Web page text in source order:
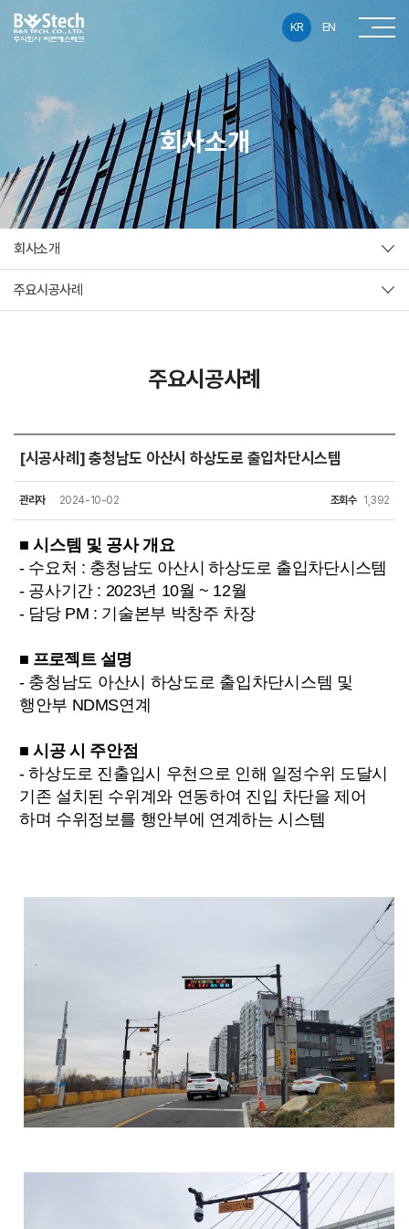
KR EN
회사소개
회사소개
주요시공사례
주요시공사례
[시공사례] 충청남도 아산시 하상도로 출입차단시스템
관리자 2024-10-02 조회수 1,392
■ 시스템 및 공사 개요
- 수요처 : 충청남도 아산시 하상도로 출입차단시스템
- 공사기간 : 2023년 10월 ~ 12월
- 담당 PM : 기술본부 박창주 차장
■ 프로젝트 설명
- 충청남도 아산시 하상도로 출입차단시스템 및
행안부 NDMS연계
■ 시공 시 주안점
- 하상도로 진출입시 우천으로 인해 일정수위 도달시
기존 설치된 수위계와 연동하여 진입 차단을 제어
하며 수위정보를 행안부에 연계하는 시스템